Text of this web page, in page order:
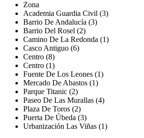
Zona
Academia Guardia Civil (3)
Barrio De Andalucía (3)
Barrio Del Rosel (2)
Camino De La Redonda (1)
Casco Antiguo (6)
Centro (8)
Centro (1)
Fuente De Los Leones (1)
Mercado De Abastos (1)
Parque Titanic (2)
Paseo De Las Murallas (4)
Plaza De Toros (2)
Puerta De Úbeda (3)
Urbanización Las Viñas (1)